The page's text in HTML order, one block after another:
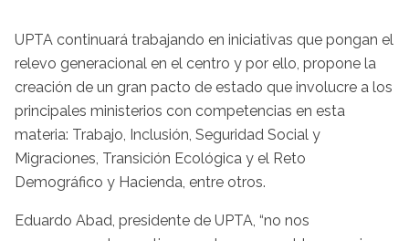
UPTA continuará trabajando en iniciativas que pongan el
relevo generacional en el centro y por ello, propone la
creación de un gran pacto de estado que involucre a los
principales ministerios con competencias en esta
materia: Trabajo, Inclusión, Seguridad Social y
Migraciones, Transición Ecológica y el Reto
Demográfico y Hacienda, entre otros.
Eduardo Abad, presidente de UPTA, “no nos